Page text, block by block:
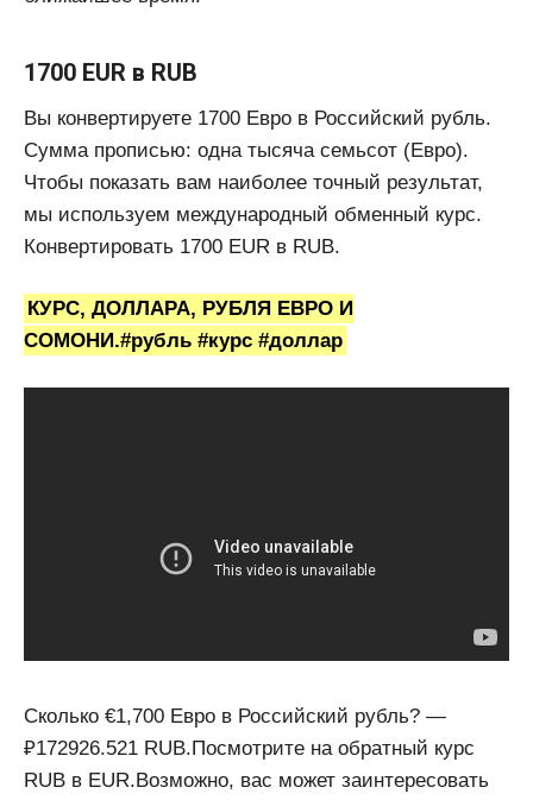
1700 EUR в RUB
Вы конвертируете 1700 Евро в Российский рубль.
Сумма прописью: одна тысяча семьсот (Евро).
Чтобы показать вам наиболее точный результат,
мы используем международный обменный курс.
Конвертировать 1700 EUR в RUB.
КУРС, ДОЛЛАРА, РУБЛЯ ЕВРО И
СОМОНИ.#рубль #курс #доллар
Сколько €1,700 Евро в Российский рубль? —
₽172926.521 RUB.Посмотрите на обратный курс
RUB в EUR.Возможно, вас может заинтересовать